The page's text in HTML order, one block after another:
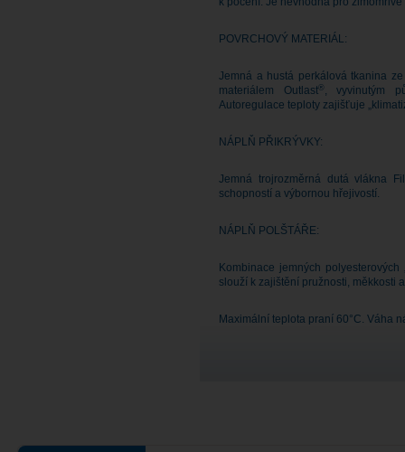
POVRCHOVÝ MATERIÁL:
Jemná a hustá perkálová tkanina
materiálem Outlast® , vyvinutým
Autoregulace teploty zajišťuje
NÁPLŇ PŘIKRÝVKY:
Jemná trojrozměrná dutá vlákna
schopností a výbornou hřejivostí.
NÁPLŇ POLŠTÁŘE:
Kombinace jemných
slouží k zajištění pružnosti, měkkosti
Maximální teplota praní 60°C. Váha